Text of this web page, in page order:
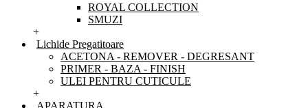
ROYAL COLLECTION
SMUZI
+
Lichide Pregatitoare
ACETONA - REMOVER - DEGRESANT
PRIMER - BAZA - FINISH
ULEI PENTRU CUTICULE
+
APARATURA